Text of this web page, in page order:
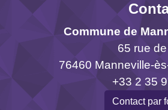
Commune de
65 rue de
76460 Manneville-
+33 2 35
Contact par